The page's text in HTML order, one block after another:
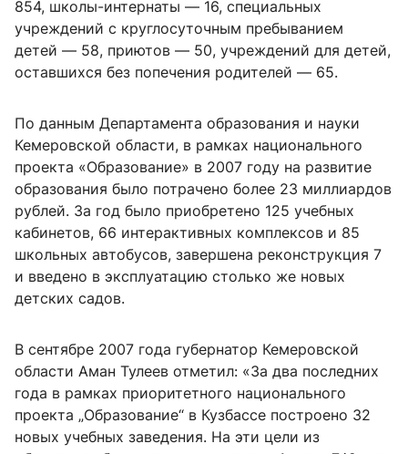
854, школы-интернаты — 16, специальных
учреждений с круглосуточным пребыванием
детей — 58, приютов — 50, учреждений для детей,
оставшихся без попечения родителей — 65.
По данным Департамента образования и науки
Кемеровской области, в рамках национального
проекта «Образование» в 2007 году на развитие
образования было потрачено более 23 миллиардов
рублей. За год было приобретено 125 учебных
кабинетов, 66 интерактивных комплексов и 85
школьных автобусов, завершена реконструкция 7
и введено в эксплуатацию столько же новых
детских садов.
В сентябре 2007 года губернатор Кемеровской
области Аман Тулеев отметил: «За два последних
года в рамках приоритетного национального
проекта „Образование“ в Кузбассе построено 32
новых учебных заведения. На эти цели из